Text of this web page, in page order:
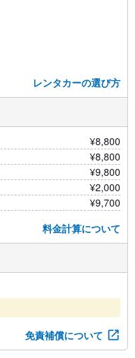
レンタカーの選び方
¥8,800
¥8,800
¥9,800
¥2,000
¥9,700
料金計算について
免責補償について